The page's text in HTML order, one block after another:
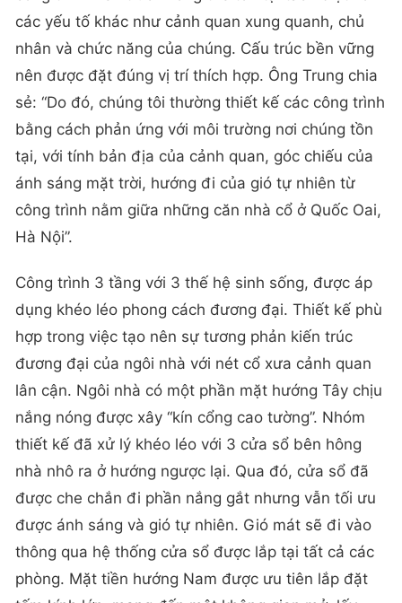
các yếu tố khác như cảnh quan xung quanh, chủ
nhân và chức năng của chúng. Cấu trúc bền vững
nên được đặt đúng vị trí thích hợp. Ông Trung chia
sẻ: “Do đó, chúng tôi thường thiết kế các công trình
bằng cách phản ứng với môi trường nơi chúng tồn
tại, với tính bản địa của cảnh quan, góc chiếu của
ánh sáng mặt trời, hướng đi của gió tự nhiên từ
công trình nằm giữa những căn nhà cổ ở Quốc Oai,
Hà Nội”.
Công trình 3 tầng với 3 thế hệ sinh sống, được áp
dụng khéo léo phong cách đương đại. Thiết kế phù
hợp trong việc tạo nên sự tương phản kiến trúc
đương đại của ngôi nhà với nét cổ xưa cảnh quan
lân cận. Ngôi nhà có một phần mặt hướng Tây chịu
nắng nóng được xây “kín cổng cao tường”. Nhóm
thiết kế đã xử lý khéo léo với 3 cửa sổ bên hông
nhà nhô ra ở hướng ngược lại. Qua đó, cửa sổ đã
được che chắn đi phần nắng gắt nhưng vẫn tối ưu
được ánh sáng và gió tự nhiên. Gió mát sẽ đi vào
thông qua hệ thống cửa sổ được lắp tại tất cả các
phòng. Mặt tiền hướng Nam được ưu tiên lắp đặt